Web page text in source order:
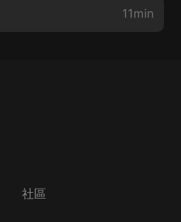
11min
社區